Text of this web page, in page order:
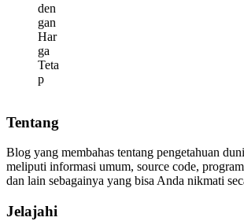
Tentang
Blog yang membahas tentang pengetahuan
meliputi informasi umum, source code,
dan lain sebagainya yang bisa Anda nikmati
Jelajahi